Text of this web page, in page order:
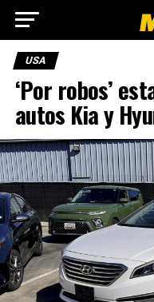
USA
‘Por robos’
autos Kia y